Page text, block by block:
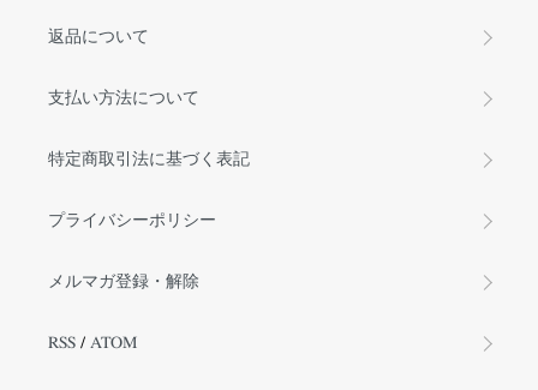
返品について
支払い方法について
特定商取引法に基づく表記
プライバシーポリシー
メルマガ登録・解除
RSS / ATOM